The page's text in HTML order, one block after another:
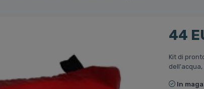
44
Kit di
dell'acqua,
In